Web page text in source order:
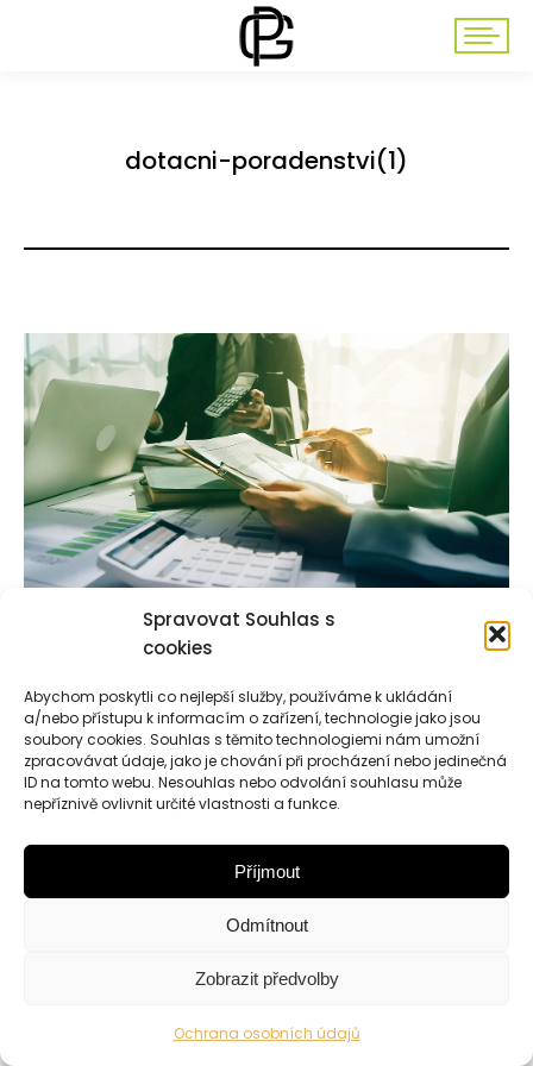
Spravovat Souhlas s
cookies
Abychom poskytli co nejlepší služby, používáme k ukládání
a/nebo přístupu k informacím o zařízení, technologie jako jsou
soubory cookies. Souhlas s těmito technologiemi nám umožní
zpracovávat údaje, jako je chování při procházení nebo jedinečná
ID na tomto webu. Nesouhlas nebo odvolání souhlasu může
nepříznivě ovlivnit určité vlastnosti a funkce.
Příjmout
Odmítnout
Zobrazit předvolby
Ochrana osobních údajů
dotacni-poradenstvi(1)
Copyright © Weiron Dynamics, s.r.o. |Tvorba webových
stránek aSEO